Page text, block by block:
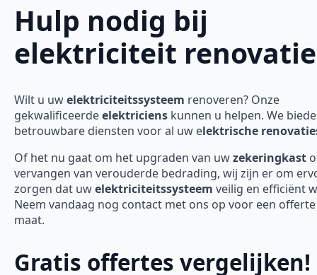
Hulp nodig bij
elektriciteit
Wilt u uwelektriciteitssysteem renoveren? Onze
gekwalificeerdeelektriciens kunnen u helpen. We
betrouwbare diensten voor al uw elektrische
Of het nu gaat om het upgraden van uwzekeringkast
vervangen van verouderde bedrading, wij zijn er om
zorgen dat uwelektriciteitssysteem veilig en efficiënt
Neem vandaag nog contact met ons op voor een
maat.
Gratis offertes vergelijken!